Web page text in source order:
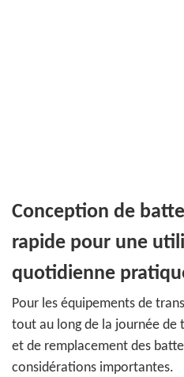
Conception de
rapide pour une
quotidienne
Pour les équipements de
tout au long de la journée
et de remplacement des
considérations importantes.